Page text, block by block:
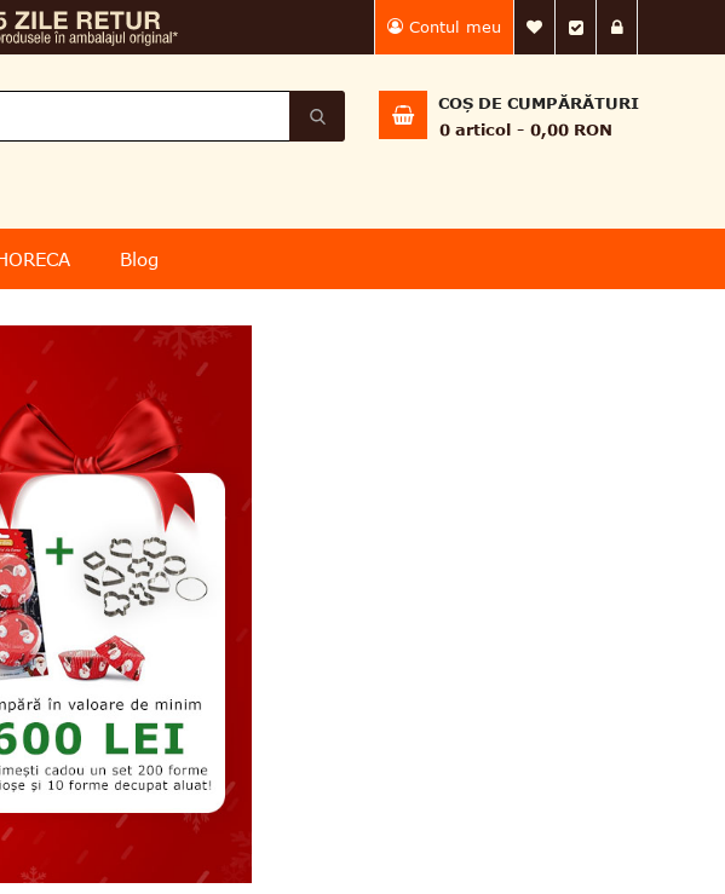
Contul meu Lista Mea de
Finalizează
COȘ DE CUMPĂRĂTURI
0 articol 0,00 RON
Blog